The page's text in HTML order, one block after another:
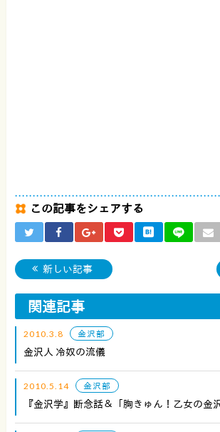
この記事をシェアする
新しい記事
関連記事
2010.3.8 金沢部
金沢人 冷奴の流儀
2010.5.14 金沢部
『金沢学』断念話＆「胸きゅん！乙女の金